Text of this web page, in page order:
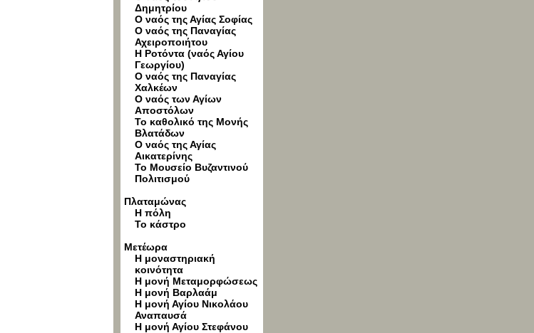
Δημητρίου
Ο ναός της Αγίας Σοφίας
Ο ναός της Παναγίας
Αχειροποιήτου
Η Ροτόντα (ναός Αγίου
Γεωργίου)
Ο ναός της Παναγίας
Χαλκέων
Ο ναός των Αγίων
Αποστόλων
Το καθολικό της Μονής
Βλατάδων
Ο ναός της Αγίας
Αικατερίνης
Το Μουσείο Βυζαντινού
Πολιτισμού
Πλαταμώνας
Η πόλη
Το κάστρο
Μετέωρα
Η μοναστηριακή
κοινότητα
Η μονή Μεταμορφώσεως
Η μονή Βαρλαάμ
Η μονή Αγίου Νικολάου
Αναπαυσά
Η μονή Αγίου Στεφάνου